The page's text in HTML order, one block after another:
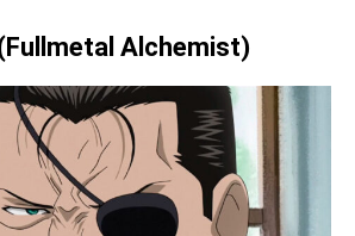
Alchemist)